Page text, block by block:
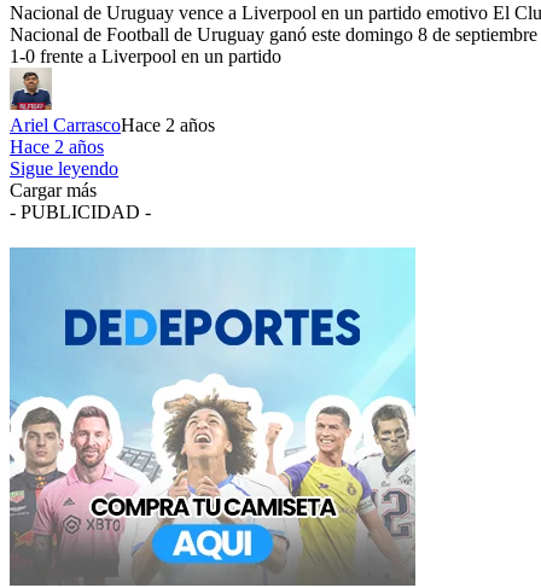
Nacional de Uruguay vence a Liverpool en un partido emotivo El
Nacional de Football de Uruguay ganó este domingo 8 de septiembre
1-0 frente a Liverpool en un partido
Ariel CarrascoHace 2 años
Hace 2 años
Sigue leyendo
Cargar más
- PUBLICIDAD -